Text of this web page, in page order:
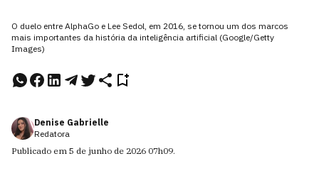
O duelo entre AlphaGo e Lee Sedol, em 2016, se tornou um dos marcos
mais importantes da história da inteligência artificial (Google/Getty
Images)
Denise Gabrielle
Redatora
Publicado em 5 de junho de 2026 07h09.